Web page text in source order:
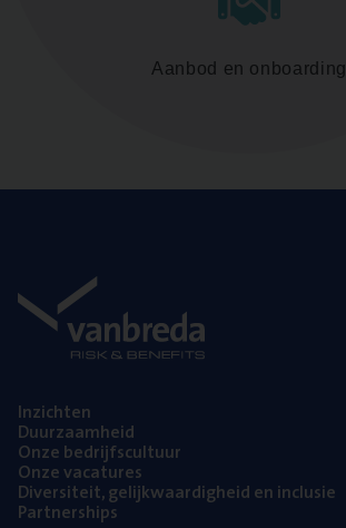
Aanbod en onboarding
Inzich­ten
Duur­zaam­heid
Onze bedrijfs­cul­tuur
Onze vaca­tu­res
Diver­si­teit, gelijk­waar­dig­heid en inclusie
Part­ner­ships